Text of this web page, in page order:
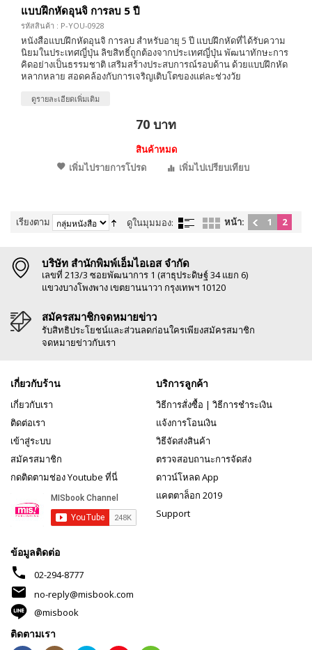
แบบฝึกหัดอุนจิ การลบ 5 ปี
รหัสสินค้า : P-YOU-0928
หนังสือแบบฝึกหัดอุนจิ การลบ สำหรับอายุ 5 ปี แบบฝึกหัดที่ได้รับความ
นิยมในประเทศญี่ปุ่น ลิขสิทธิ์ถูกต้องจากประเทศญี่ปุ่น พัฒนาทักษะการ
คิดอย่างเป็นธรรมชาติ เสริมสร้างประสบการณ์รอบด้าน ด้วยแบบฝึกหัด
หลากหลาย สอดคล้องกับการเจริญเติบโตของแต่ละช่วงวัย
ดูรายละเอียดเพิ่มเติม
70 บาท
สินค้าหมด
เพิ่มไปรายการโปรด
เพิ่มไปเปรียบเทียบ
เรียงตาม ดูในมุมมอง: หน้า: 1 2
บริษัท สำนักพิมพ์เอ็มไอเอส จำกัด
เลขที่ 213/3 ซอยพัฒนาการ 1 (สาธุประดิษฐ์ 34 แยก 6)
แขวงบางโพงพาง เขตยานนาวา กรุงเทพฯ 10120
สมัครสมาชิกจดหมายข่าว
รับสิทธิประโยชน์และส่วนลดก่อนใครเพียงสมัครสมาชิก
จดหมายข่าวกับเรา
เกี่ยวกับร้าน
เกี่ยวกับเรา
ติดต่อเรา
เข้าสู่ระบบ
สมัครสมาชิก
กดติดตามช่อง Youtube ที่นี่
บริการลูกค้า
วิธีการสั่งซื้อ | วิธีการชำระเงิน
แจ้งการโอนเงิน
วิธีจัดส่งสินค้า
ตรวจสอบถานะการจัดส่ง
ดาวน์โหลด App
แคตตาล็อก 2019
Support
ข้อมูลติดต่อ
phone 02-294-8777
mail
no-reply@misbook.com
@misbook
ติดตามเรา